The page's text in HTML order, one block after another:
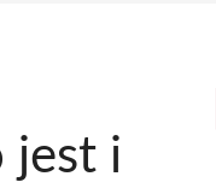
jest i